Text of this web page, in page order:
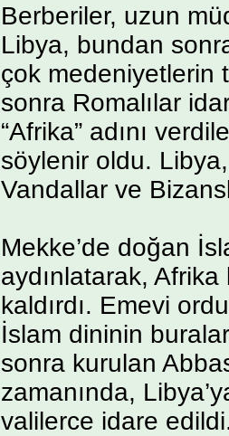
Berberiler, uzun
Libya, bundan
çok medeniyetlerin
sonra Romalılar
“Afrika” adını
söylenir oldu.
Vandallar ve
Mekke’de doğan
aydınlatarak,
kaldırdı. Emevi
İslam dininin
sonra kurulan
zamanında,
valilerce idare